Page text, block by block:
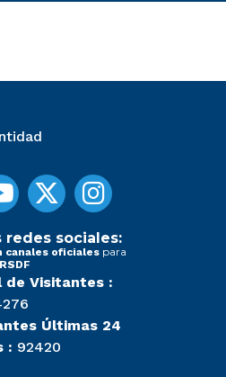
redes sociales:
canales oficiales para
de Visitantes :
Últimas 24
: 92420